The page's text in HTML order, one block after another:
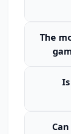
The